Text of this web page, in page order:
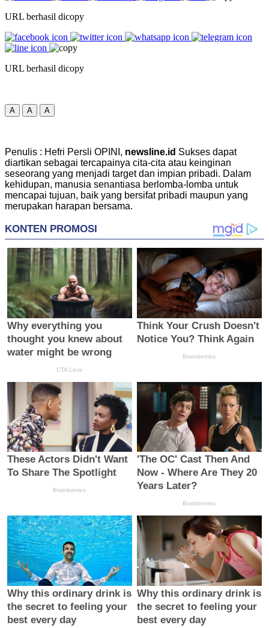
URL berhasil dicopy
URL berhasil dicopy
A A A
Penulis : Hefri Persli OPINI, newsline.id Sukses dapat
diartikan sebagai tercapainya cita-cita atau keinginan
seseorang yang menjadi target dan impian pribadi. Dalam
kehidupan, manusia senantiasa berlomba-lomba untuk
mencapai tujuan, baik yang bersifat pribadi maupun yang
merupakan harapan bersama.